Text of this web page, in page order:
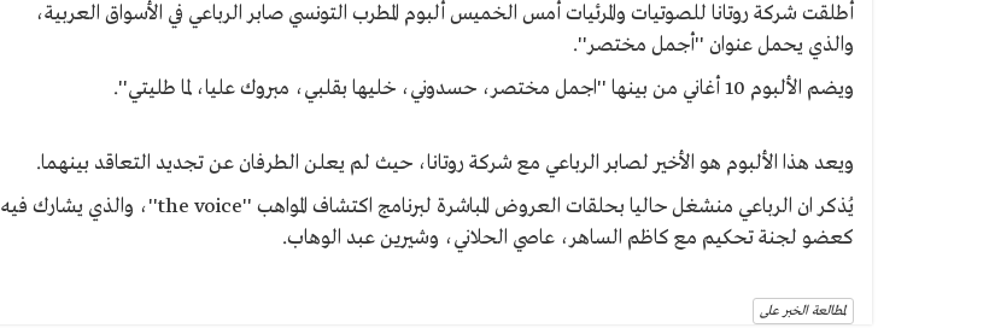
أطلقت شركة روتانا للصوتيات والمرئيات أمس الخميس ألبوم المطرب التونسي صابر الرباعي في الأسواق العربية،
والذي يحمل عنوان ''أجمل مختصر''.
ويضم الألبوم 10 أغاني من بينها ''اجمل مختصر، حسدوني، خليها بقلبي، مبروك عليا، لما طليتي''.
ويعد هذا الألبوم هو الأخير لصابر الرباعي مع شركة روتانا، حيث لم يعلن الطرفان عن تجديد التعاقد بينهما.
يُذكر ان الرباعي منشغل حاليا بحلقات العروض المباشرة لبرنامج اكتشاف المواهب ''the voice''، والذي يشارك فيه
كعضو لجنة تحكيم مع كاظم الساهر، عاصي الحلاني، وشيرين عبد الوهاب.
لمطالعة الخبر على